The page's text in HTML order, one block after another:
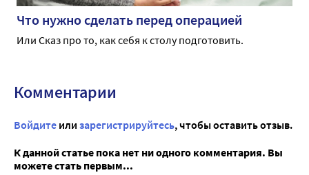
Что нужно сделать перед операцией
Или Сказ про то, как себя к столу подготовить.
Комментарии
Войдите или зарегистрируйтесь, чтобы оставить отзыв.
К данной статье пока нет ни одного комментария. Вы
можете стать первым...